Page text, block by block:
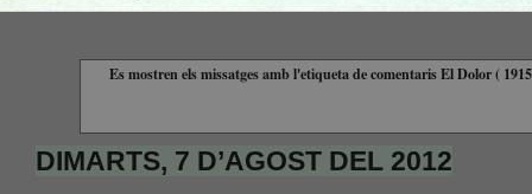
Es mostren els missatges amb l'etiqueta de comentarisEl Dolor (
DIMARTS, 7 D’AGOST DEL 2012